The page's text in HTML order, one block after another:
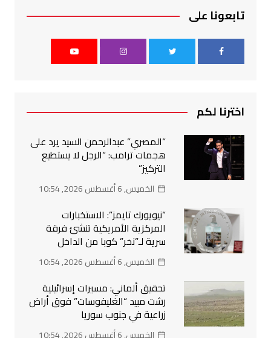
تابعونا على
اخترنا لكم
“المصري” عبدالرحمن السيد يرد على
هجمات ترامب: “الرجل لا يستطيع
التركيز”
الخميس, 6 أغسطس 2026, 10:54
“نيويورك تايمز”: الاستخبارات
المركزية الأمريكية تنشئ فرقة
سرية لـ”نخر” كوبا من الداخل
الخميس, 6 أغسطس 2026, 10:54
تحقيق ألماني: مسيرات إسرائيلية
رشت مبيد “الغليفوسات” فوق أراض
زراعية في جنوب سوريا